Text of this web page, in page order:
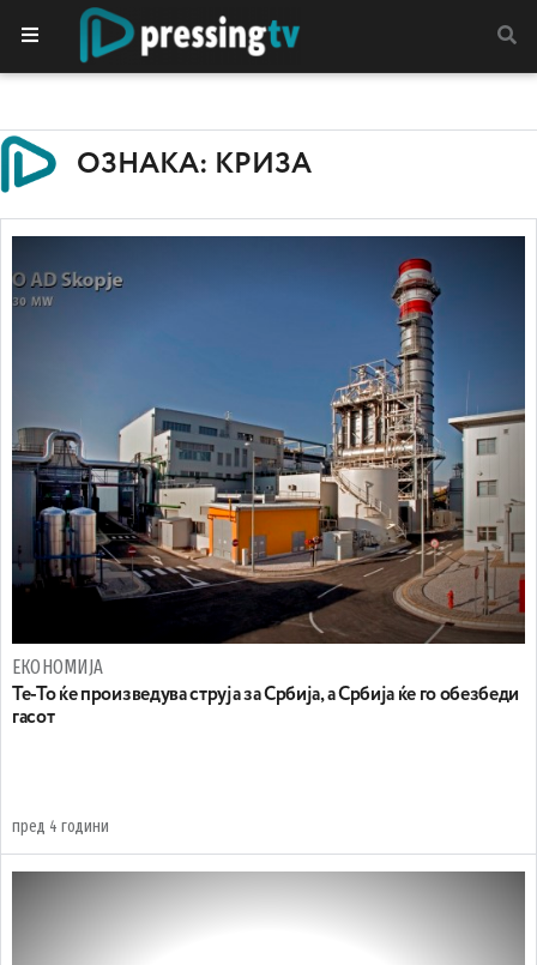
ОЗНАКА: КРИЗА
ЕКОНОМИЈА
Те-То ќе произведува струја за Србија, а Србија ќе го обезбеди
гасот
пред 4 години